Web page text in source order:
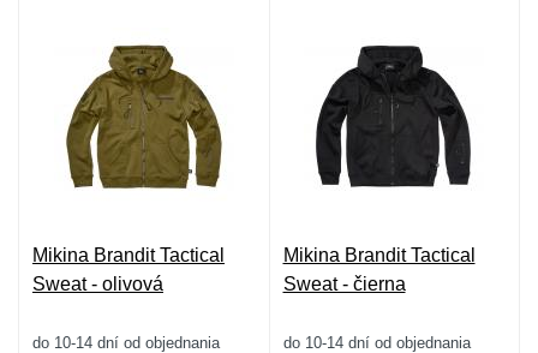
Mikina Brandit Tactical
Sweat - olivová
do 10-14 dní od objednania
Mikina Brandit Tactical
Sweat - čierna
do 10-14 dní od objednania